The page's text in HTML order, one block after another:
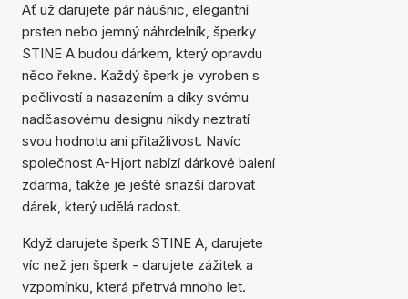
Ať už darujete pár náušnic, elegantní
prsten nebo jemný náhrdelník, šperky
STINE A budou dárkem, který opravdu
něco řekne. Každý šperk je vyroben s
pečlivostí a nasazením a díky svému
nadčasovému designu nikdy neztratí
svou hodnotu ani přitažlivost. Navíc
společnost A-Hjort nabízí dárkové balení
zdarma, takže je ještě snazší darovat
dárek, který udělá radost.
Když darujete šperk STINE A, darujete
víc než jen šperk - darujete zážitek a
vzpomínku, která přetrvá mnoho let.